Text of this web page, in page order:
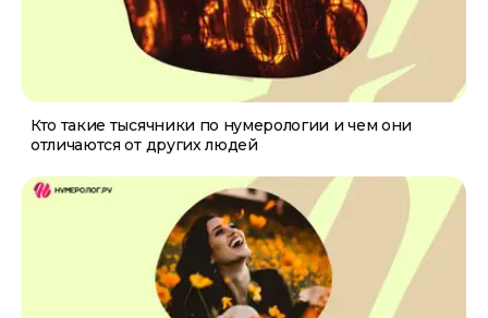
Кто такие тысячники по нумерологии и чем они
отличаются от других людей